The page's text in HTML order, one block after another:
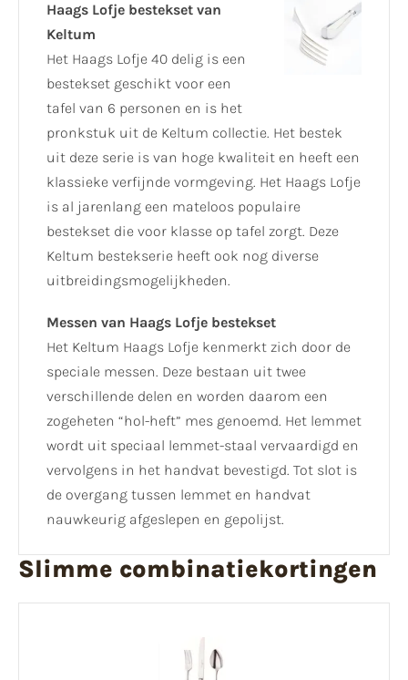
Haags Lofje bestekset van
Keltum
Het Haags Lofje 40 delig is een
bestekset geschikt voor een
tafel van 6 personen en is het
pronkstuk uit de Keltum collectie. Het bestek
uit deze serie is van hoge kwaliteit en heeft een
klassieke verfijnde vormgeving. Het Haags Lofje
is al jarenlang een mateloos populaire
bestekset die voor klasse op tafel zorgt. Deze
Keltum bestekserie heeft ook nog diverse
uitbreidingsmogelijkheden.
Messen van Haags Lofje bestekset
Het Keltum Haags Lofje kenmerkt zich door de
speciale messen. Deze bestaan uit twee
verschillende delen en worden daarom een
zogeheten “hol-heft” mes genoemd. Het lemmet
wordt uit speciaal lemmet-staal vervaardigd en
vervolgens in het handvat bevestigd. Tot slot is
de overgang tussen lemmet en handvat
nauwkeurig afgeslepen en gepolijst.
Slimme combinatiekortingen